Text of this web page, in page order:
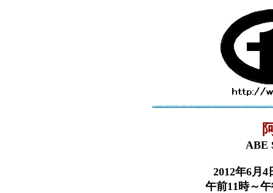
ABE
2012年6月
午前11時～